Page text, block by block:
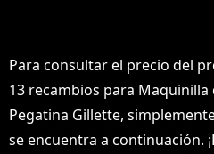
Para consultar el precio del
13 recambios para
Pegatina Gillette,
se encuentra a continuación.